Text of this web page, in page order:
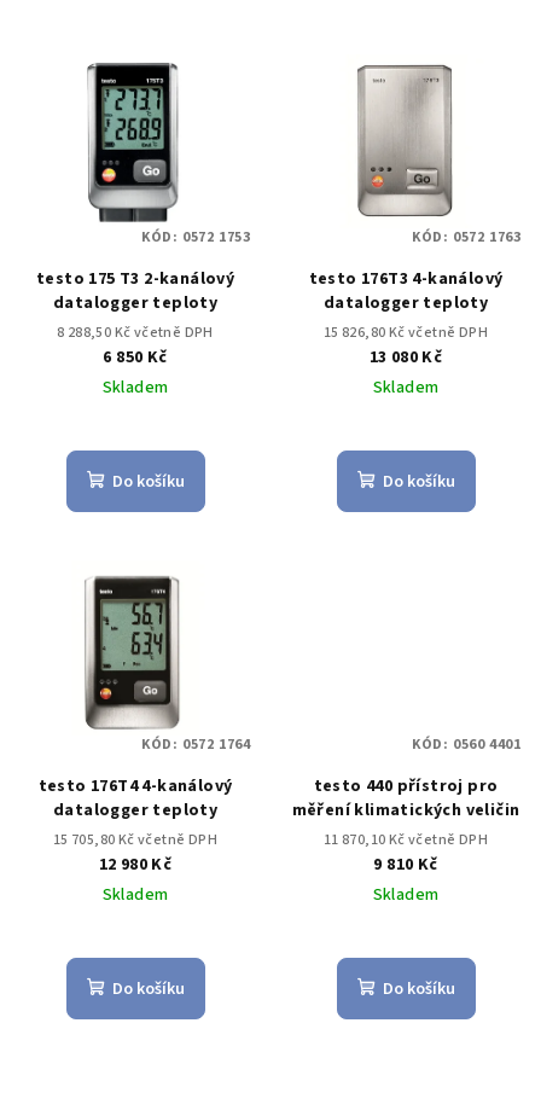
testo 175 T3 2-kanálový
datalogger teploty
8 288,50 Kč včetně DPH
6 850 Kč
Skladem
Do košíku
KÓD: 0572 1753
testo 176T3 4-kanálový
datalogger teploty
15 826,80 Kč včetně DPH
13 080 Kč
Skladem
Do košíku
KÓD: 0572 1763
testo 176T4 4-kanálový
datalogger teploty
15 705,80 Kč včetně DPH
12 980 Kč
Skladem
Do košíku
KÓD: 0572 1764
testo 440 přístroj pro
měření klimatických veličin
11 870,10 Kč včetně DPH
9 810 Kč
Skladem
Do košíku
KÓD: 0560 4401